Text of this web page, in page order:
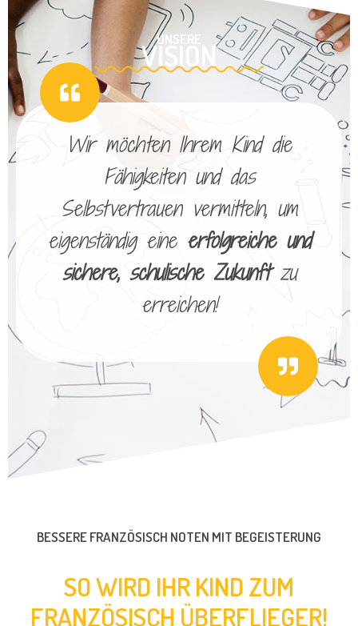
UNSERE
VISION
Wir möchten Ihrem Kind die
Fähigkeiten und das
Selbstvertrauen vermitteln, um
eigenständig eine erfolgreiche und
sichere, schulische Zukunftzu
erreichen!
BESSERE FRANZÖSISCH NOTEN MIT BEGEISTERUNG
SO WIRD IHR KIND ZUM
FRANZÖSISCH ÜBERFLIEGER!